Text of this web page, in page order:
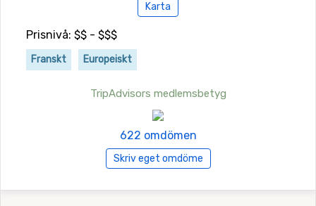
Karta
Prisnivå: $$ - $$$
Franskt Europeiskt
TripAdvisors medlemsbetyg
622 omdömen
Skriv eget omdöme